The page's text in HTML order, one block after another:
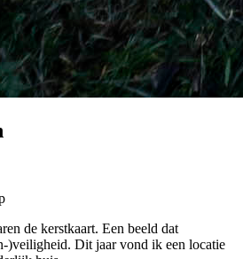
de kerstkaart. Een beeld dat
)veiligheid. Dit jaar vond ik een locatie